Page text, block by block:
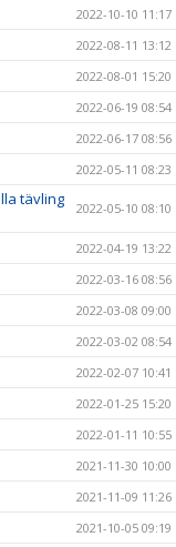
2022-10-10 11:17
2022-08-11 13:12
2022-08-01 15:20
2022-06-19 08:54
2022-06-17 08:56
2022-05-11 08:23
tävling
2022-05-10 08:10
2022-04-19 13:22
2022-03-16 08:56
2022-03-08 09:00
2022-03-02 08:54
2022-02-07 10:41
2022-01-25 15:20
2022-01-11 10:55
2021-11-30 10:00
2021-11-09 11:26
2021-10-05 09:19